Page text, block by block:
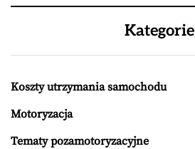
Kategorie
Koszty utrzymania samochodu
Motoryzacja
Tematy pozamotoryzacyjne